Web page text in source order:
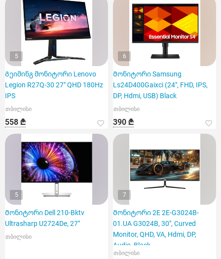
5
Გეიმინგ მონიტორი Lenovo
Legion R27Q-30 27" QHD 180Hz
IPS
თბილისი
558 ₾
6
Მონიტორი Samsung
Ls24D400Gaixci (24", FHD, IPS,
DP, Hdmi, USB) Black
თბილისი
390 ₾
5
Მონიტორი Dell 210-Bktv
Ultrasharp U2724De, 27"
თბილისი
7
Მონიტორი 2E 2E-G3024B-
01.UA G3024B, 30", Curved
Monitor, QHD, VA, Hdmi, DP,
Audio, Black
თბილისი